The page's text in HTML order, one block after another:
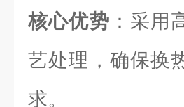
核心优势 ：采用
艺处理，确保换
求。